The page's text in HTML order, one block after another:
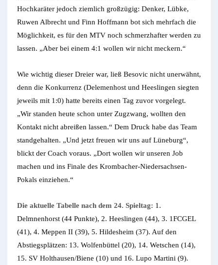
Hochkaräter jedoch ziemlich großzügig: Denker, Lübke,
Ruwen Albrecht und Finn Hoffmann bot sich mehrfach die
Möglichkeit, es für den MTV noch schmerzhafter werden zu
lassen. „Aber bei einem 4:1 wollen wir nicht meckern.“
Wie wichtig dieser Dreier war, ließ Besovic nicht unerwähnt,
denn die Konkurrenz (Delemenhost und Heeslingen siegten
jeweils mit 1:0) hatte bereits einen Tag zuvor vorgelegt.
„Wir standen heute schon unter Zugzwang, wollten den
Kontakt nicht abreißen lassen.“ Dem Druck habe das Team
standgehalten. „Und jetzt freuen wir uns auf Lüneburg“,
blickt der Coach voraus. „Dort wollen wir unseren Job
machen und ins Finale des Krombacher-Niedersachsen-
Pokals einziehen.“
Die aktuelle Tabelle nach dem 24. Spieltag: 1.
Delmnenhorst (44 Punkte), 2. Heeslingen (44), 3. 1FCGEL
(41), 4. Meppen II (39), 5. Hildesheim (37). Auf den
Abstiegsplätzen: 13. Wolfenbüttel (20), 14. Wetschen (14),
15. SV Holthausen/Biene (10) und 16. Lupo Martini (9).